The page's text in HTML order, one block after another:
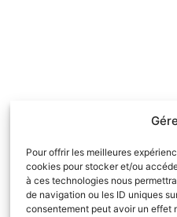
Pour offrir les meilleures
cookies pour stocker et/ou
à ces technologies nous
de navigation ou les ID uniques
consentement peut avoir un effet